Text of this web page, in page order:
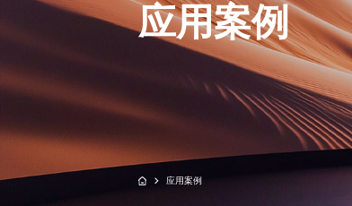
双子座系列
应用案例
应用案例